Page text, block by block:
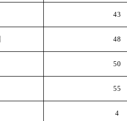
43
48
50
55
4